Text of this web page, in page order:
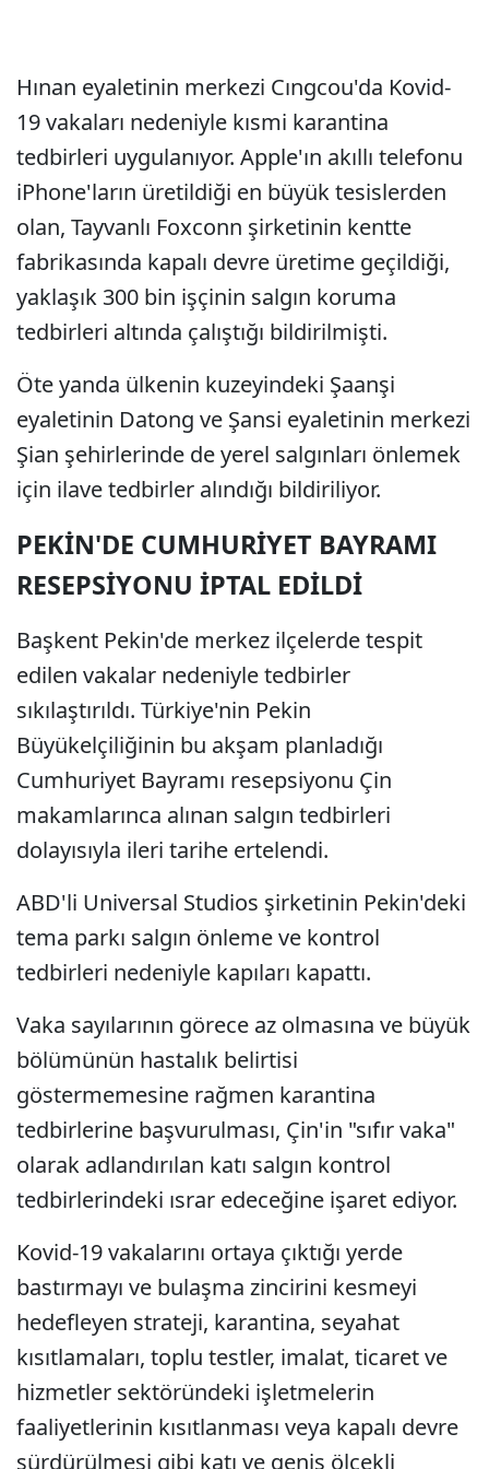
Hınan eyaletinin merkezi Cıngcou'da Kovid-
19 vakaları nedeniyle kısmi karantina
tedbirleri uygulanıyor. Apple'ın akıllı telefonu
iPhone'ların üretildiği en büyük tesislerden
olan, Tayvanlı Foxconn şirketinin kentte
fabrikasında kapalı devre üretime geçildiği,
yaklaşık 300 bin işçinin salgın koruma
tedbirleri altında çalıştığı bildirilmişti.
Öte yanda ülkenin kuzeyindeki Şaanşi
eyaletinin Datong ve Şansi eyaletinin merkezi
Şian şehirlerinde de yerel salgınları önlemek
için ilave tedbirler alındığı bildiriliyor.
PEKİN'DE CUMHURİYET BAYRAMI
RESEPSİYONU İPTAL EDİLDİ
Başkent Pekin'de merkez ilçelerde tespit
edilen vakalar nedeniyle tedbirler
sıkılaştırıldı. Türkiye'nin Pekin
Büyükelçiliğinin bu akşam planladığı
Cumhuriyet Bayramı resepsiyonu Çin
makamlarınca alınan salgın tedbirleri
dolayısıyla ileri tarihe ertelendi.
ABD'li Universal Studios şirketinin Pekin'deki
tema parkı salgın önleme ve kontrol
tedbirleri nedeniyle kapıları kapattı.
Vaka sayılarının görece az olmasına ve büyük
bölümünün hastalık belirtisi
göstermemesine rağmen karantina
tedbirlerine başvurulması, Çin'in "sıfır vaka"
olarak adlandırılan katı salgın kontrol
tedbirlerindeki ısrar edeceğine işaret ediyor.
Kovid-19 vakalarını ortaya çıktığı yerde
bastırmayı ve bulaşma zincirini kesmeyi
hedefleyen strateji, karantina, seyahat
kısıtlamaları, toplu testler, imalat, ticaret ve
hizmetler sektöründeki işletmelerin
faaliyetlerinin kısıtlanması veya kapalı devre
sürdürülmesi gibi katı ve geniş ölçekli